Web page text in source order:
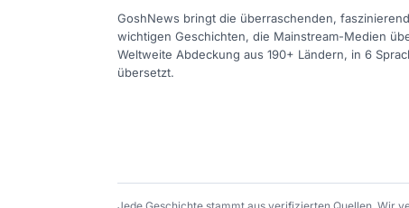
GoshNews bringt die überraschenden,
wichtigen Geschichten, die Mainstream-Medien
Weltweite Abdeckung aus 190+ Ländern, in 6
übersetzt.